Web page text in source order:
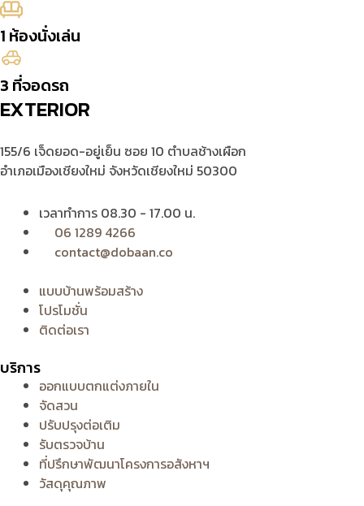
1 ห้องนั่งเล่น
3 ที่จอดรถ
EXTERIOR
155/6 เจ็ดยอด-อยู่เย็น ซอย 10 ตำบลช้างเผือก
อำเภอเมืองเชียงใหม่ จังหวัดเชียงใหม่ 50300
เวลาทำการ 08.30 - 17.00 น.
06 1289 4266
contact@dobaan.co
แบบบ้านพร้อมสร้าง
โปรโมชั่น
ติดต่อเรา
บริการ
ออกแบบตกแต่งภายใน
จัดสวน
ปรับปรุงต่อเติม
รับตรวจบ้าน
ที่ปรึกษาพัฒนาโครงการอสังหาฯ
วัสดุคุณภาพ